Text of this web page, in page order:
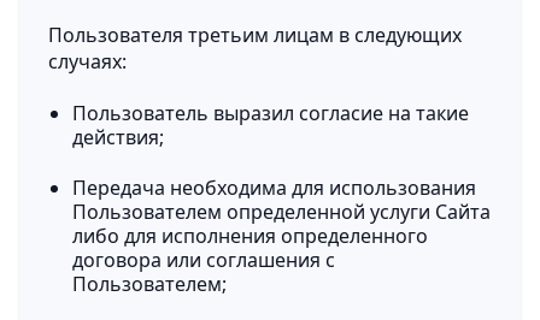
Пользователя третьим лицам в следующих
случаях:
Пользователь выразил согласие на такие
действия;
Передача необходима для использования
Пользователем определенной услуги Сайта
либо для исполнения определенного
договора или соглашения с
Пользователем;